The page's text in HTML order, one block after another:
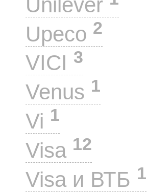
Upeco 2
VICI 3
Venus 1
Vi 1
Visa 12
Visa и ВТБ 1